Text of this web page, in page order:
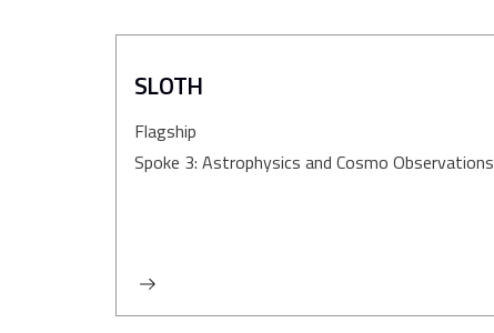
SLOTH
Flagship
Spoke 3: Astrophysics and Cosmo Observations